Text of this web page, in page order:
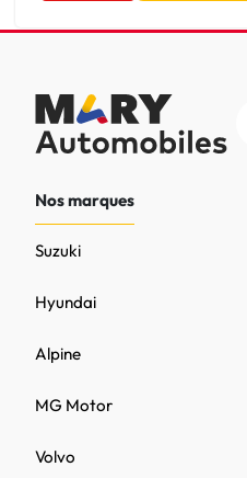
Nos marques
MG Motor
Volvo
Hyundai
Alpine
Suzuki